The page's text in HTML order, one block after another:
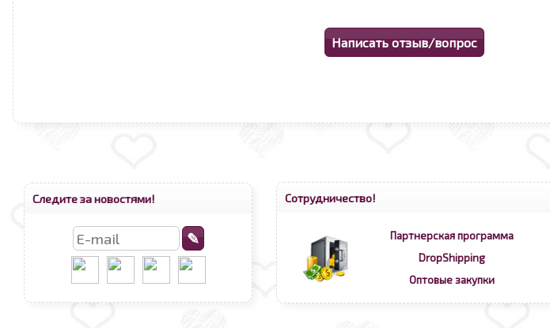
Следите за новостями! Сотрудничество!
Партнерская программа
DropShipping
Оптовые закупки